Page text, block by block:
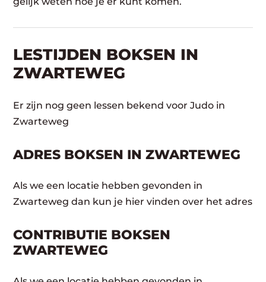
LESTIJDEN BOKSEN IN
ZWARTEWEG
Er zijn nog geen lessen bekend voor Judo in
Zwarteweg
ADRES BOKSEN IN ZWARTEWEG
Als we een locatie hebben gevonden in
Zwarteweg dan kun je hier vinden over het adres
CONTRIBUTIE BOKSEN
ZWARTEWEG